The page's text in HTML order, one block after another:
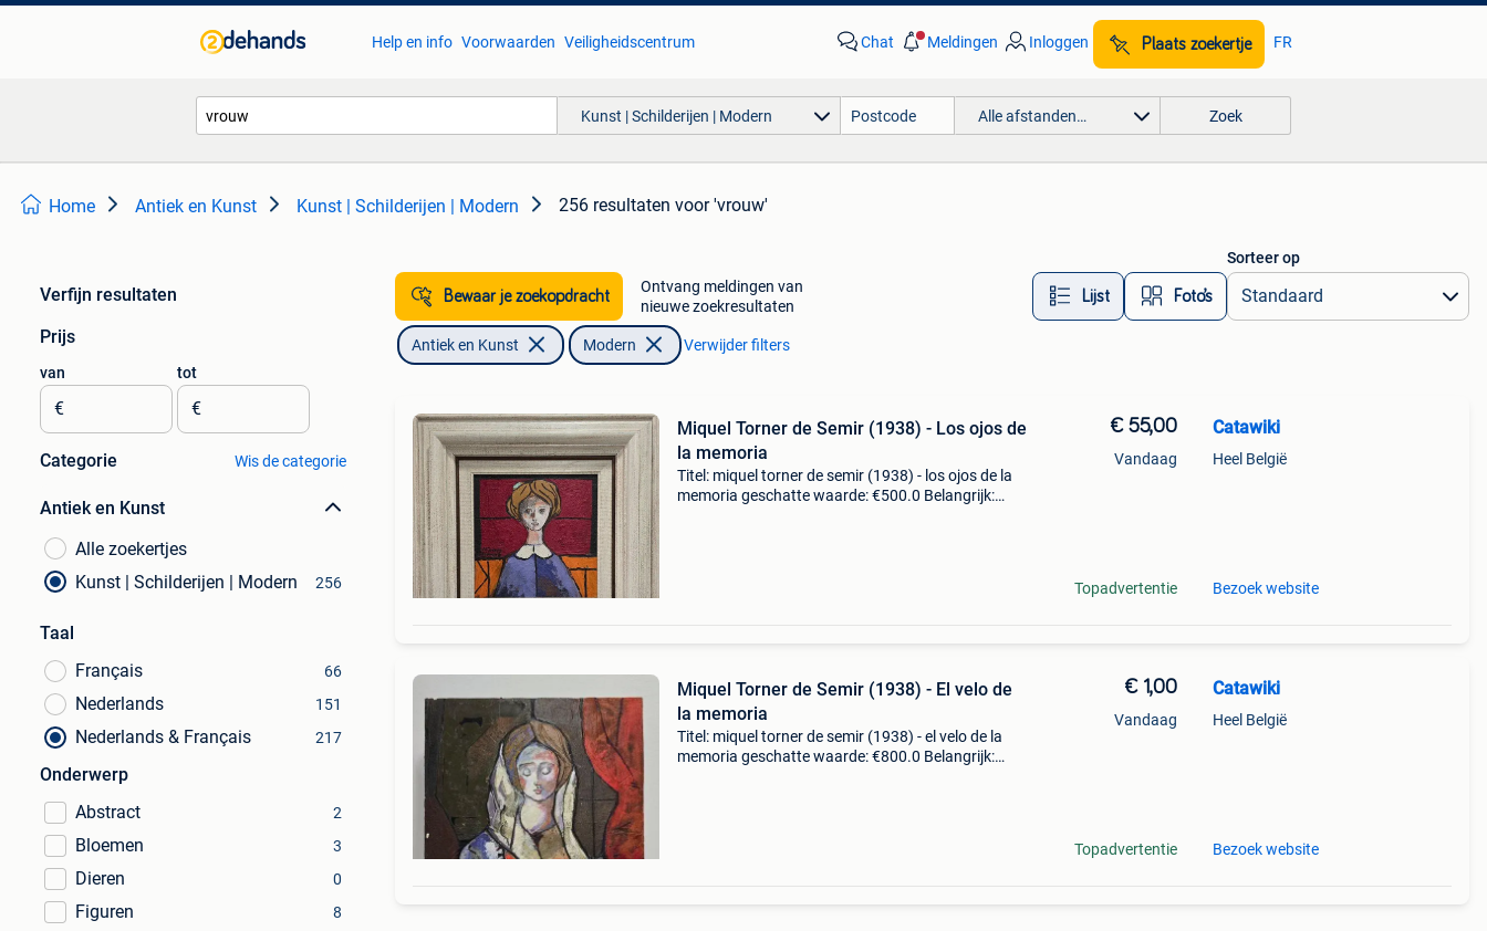
Help en info Voorwaarden Veiligheidscentrum Chat Meldingen Inloggen Plaats zoekertje FR
Kunst | Schilderijen | Modern Alle afstanden… Zoek
Home Antiek en Kunst Kunst | Schilderijen | Modern 256 resultaten voor 'vrouw'
Verfijn resultaten
Prijs
van
€
tot
€
Categorie Wis de categorie
Antiek en Kunst
Alle zoekertjes
Kunst | Schilderijen | Modern
256
Taal
Français
66
Nederlands 151
Nederlands & Français 217
Onderwerp
Abstract
2
Bloemen 3
Dieren 0
Figuren 8
Bewaar je zoekopdracht
Ontvang meldingen van
nieuwe zoekresultaten
Lijst Foto’s
Sorteer op
Antiek en Kunst Modern Verwijder filters
Miquel Torner de Semir (1938) - Los ojos de
la memoria
Titel: miquel torner de semir (1938) - los ojos de la
memoria geschatte waarde: €500.0 Belangrijk:
€ 55,00
Vandaag
Topadvertentie
Catawiki
Heel België
Bezoek website
Miquel Torner de Semir (1938) - El velo de
la memoria
Titel: miquel torner de semir (1938) - el velo de la
memoria geschatte waarde: €800.0 Belangrijk:
€ 1,00
Vandaag
Topadvertentie
Catawiki
Heel België
Bezoek website